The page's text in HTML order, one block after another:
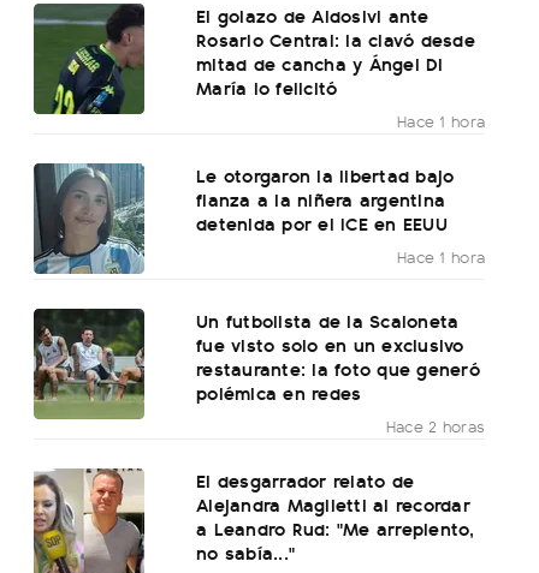
El golazo de Aldosivi ante
Rosario Central: la clavó desde
mitad de cancha y Ángel Di
María lo felicitó
Hace 1 hora
Le otorgaron la libertad bajo
fianza a la niñera argentina
detenida por el ICE en EEUU
Hace 1 hora
Un futbolista de la Scaloneta
fue visto solo en un exclusivo
restaurante: la foto que generó
polémica en redes
Hace 2 horas
El desgarrador relato de
Alejandra Maglietti al recordar
a Leandro Rud: "Me arrepiento,
no sabía..."